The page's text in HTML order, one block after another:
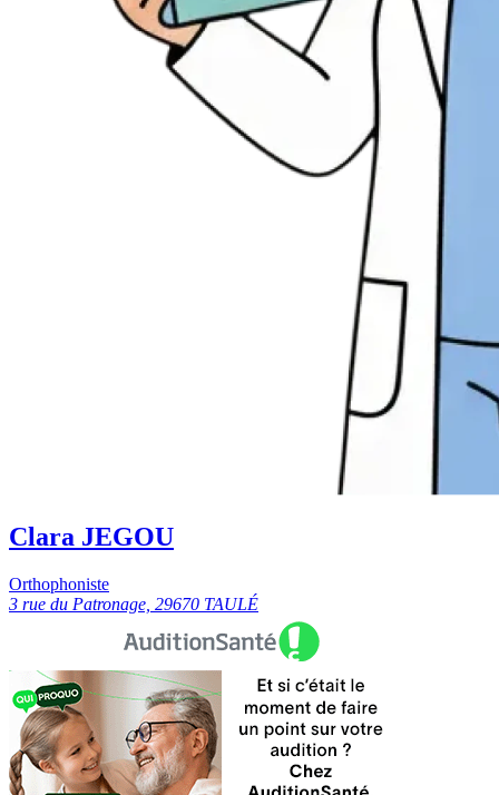
Clara JEGOU
Orthophoniste
3 rue du Patronage, 29670 TAULÉ